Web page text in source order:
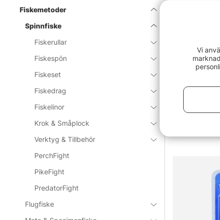
Fiskemetoder
Spinnfiske
Fiskerullar
Fiskespön
Fiskeset
Fiskedrag
Fiskelinor
Krok & Småplock
Verktyg & Tillbehör
PerchFight
PikeFight
PredatorFight
Flugfiske
Spinnfiske
vattnet.
Metoden
Spinnare,
Här finns ett
nischade
som tål
Vanliga
Vad är
Sortera
Vi